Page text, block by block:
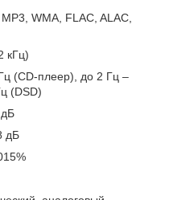
WMA, FLAC, ALAC,
кГц)
(CD-плеер), до 2 Гц –
(DSD)
дБ